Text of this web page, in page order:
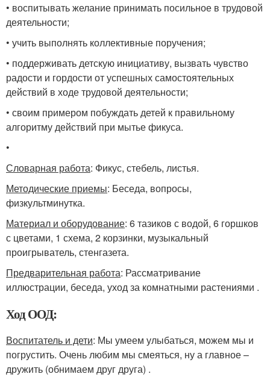
• воспитывать желание принимать посильное в трудовой
деятельности;
• учить выполнять коллективные поручения;
• поддерживать детскую инициативу, вызвать чувство
радости и гордости от успешных самостоятельных
действий в ходе трудовой деятельности;
• своим примером побуждать детей к правильному
алгоритму действий при мытье фикуса.
•
Словарная работа: Фикус, стебель, листья.
Методические приемы: Беседа, вопросы,
физкультминутка.
Материал и оборудование: 6 тазиков с водой, 6 горшков
с цветами, 1 схема, 2 корзинки, музыкальный
проигрыватель, стенгазета.
Предварительная работа: Рассматривание
иллюстрации, беседа, уход за комнатными растениями .
Ход ООД:
Воспитатель и дети: Мы умеем улыбаться, можем мы и
погрустить. Очень любим мы смеяться, ну а главное –
дружить (обнимаем друг друга) .